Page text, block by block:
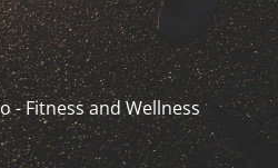
- Fitness and Wellness